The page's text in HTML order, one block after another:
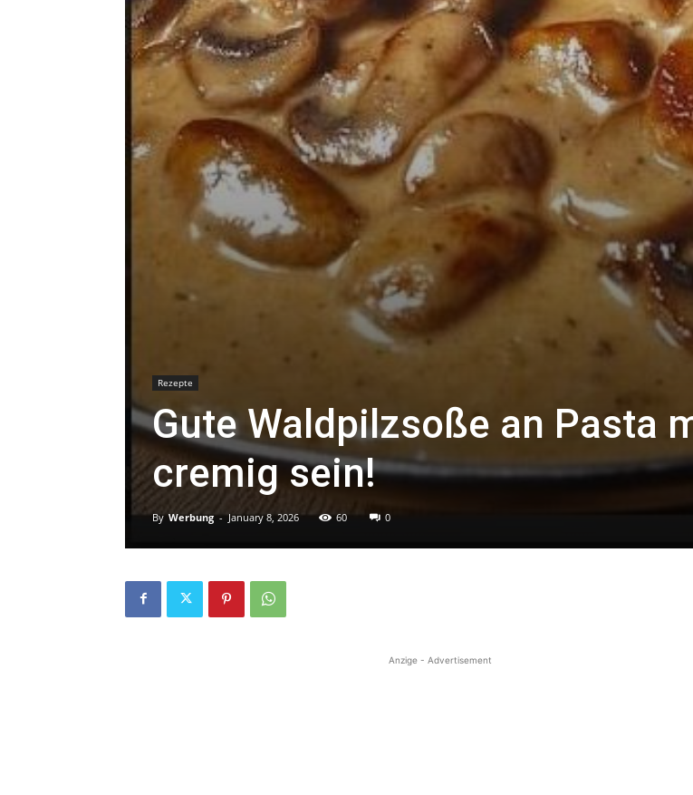
Rezepte
Gute Waldpilzsoße an Pasta
cremig sein!
By Werbung - January 8, 2026 60 0
Anzige - Advertisement